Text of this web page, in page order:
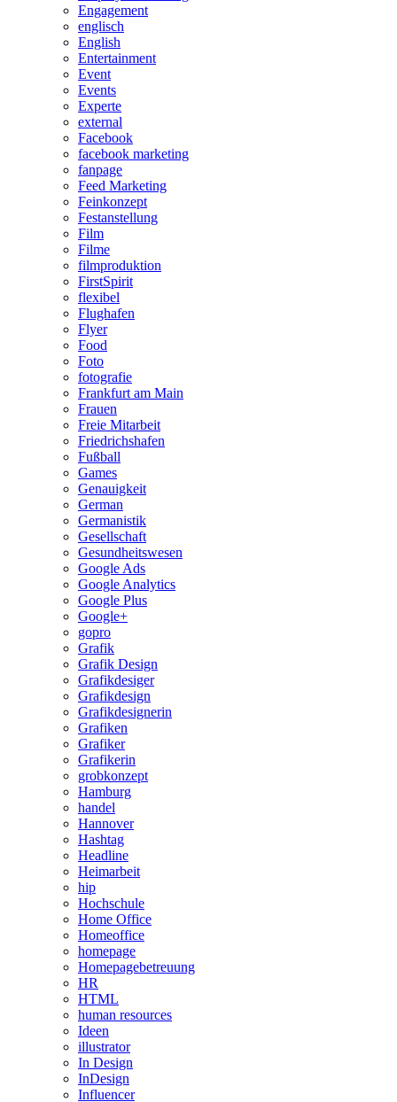
Engagement
englisch
English
Entertainment
Event
Events
Experte
external
Facebook
facebook marketing
fanpage
Feed Marketing
Feinkonzept
Festanstellung
Film
Filme
filmproduktion
FirstSpirit
flexibel
Flughafen
Flyer
Food
Foto
fotografie
Frankfurt am Main
Frauen
Freie Mitarbeit
Friedrichshafen
Fußball
Games
Genauigkeit
German
Germanistik
Gesellschaft
Gesundheitswesen
Google Ads
Google Analytics
Google Plus
Google+
gopro
Grafik
Grafik Design
Grafikdesiger
Grafikdesign
Grafikdesignerin
Grafiken
Grafiker
Grafikerin
grobkonzept
Hamburg
handel
Hannover
Hashtag
Headline
Heimarbeit
hip
Hochschule
Home Office
Homeoffice
homepage
Homepagebetreuung
HR
HTML
human resources
Ideen
illustrator
In Design
InDesign
Influencer